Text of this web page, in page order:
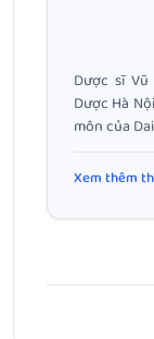
Dược sĩ
Dược Hà
môn của
Xem thêm